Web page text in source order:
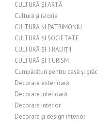
CULTURĂ ȘI ARTĂ
Cultură și istorie
CULTURĂ ȘI PATRIMONIU
CULTURĂ ȘI SOCIETATE
CULTURĂ ȘI TRADIȚII
CULTURĂ ȘI TURISM
Cumpărături pentru casă și
Decorare exterioară
Decorare Interioară
Decorare interior
Decorare și design interior